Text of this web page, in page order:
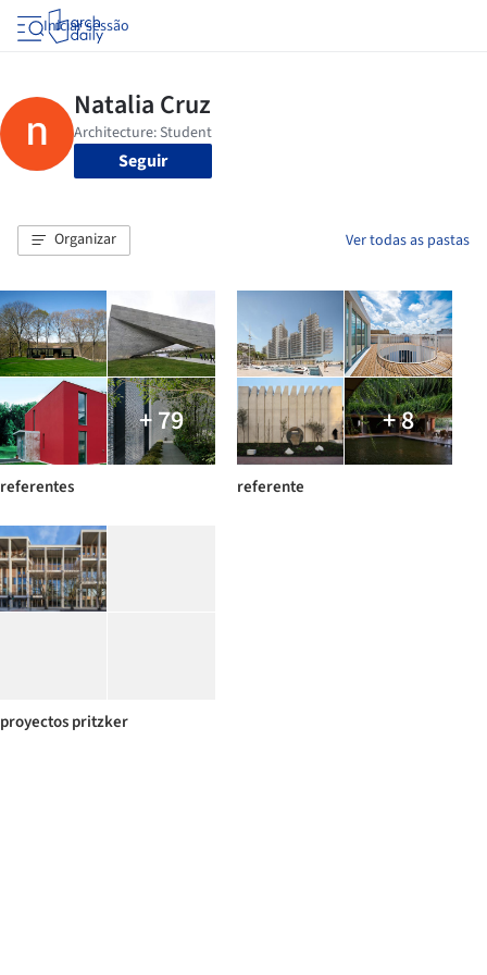
Iniciar sessão
Seguir
Organizar Ver todas as pastas
+ 79
referentes
+ 8
referente
proyectos pritzker